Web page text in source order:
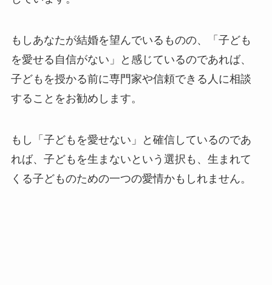
もしあなたが結婚を望んでいるものの、「子ども
を愛せる自信がない」と感じているのであれば、
子どもを授かる前に専門家や信頼できる人に相談
することをお勧めします。
もし「子どもを愛せない」と確信しているのであ
れば、子どもを生まないという選択も、生まれて
くる子どものための一つの愛情かもしれません。